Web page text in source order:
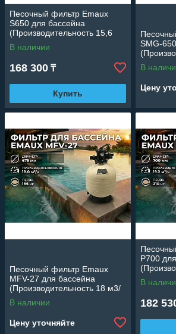
Песочный фильтр Emaux
S650 для бассейна
(Производительность 15,6
м3/ч, стекловолокно,
диаметр 650 мм)
В наличии
168 300 ₸
Купить
SMG-
м3/ч,
диаметр
В
Цену
Песочный фильтр Emaux
MFV-27 для бассейна
(Производительность 18 м3/
ч, полиэтилен, диаметр 675
мм)
В наличии
Цену уточняйте
P700
м3/ч,
диаметр
В
182